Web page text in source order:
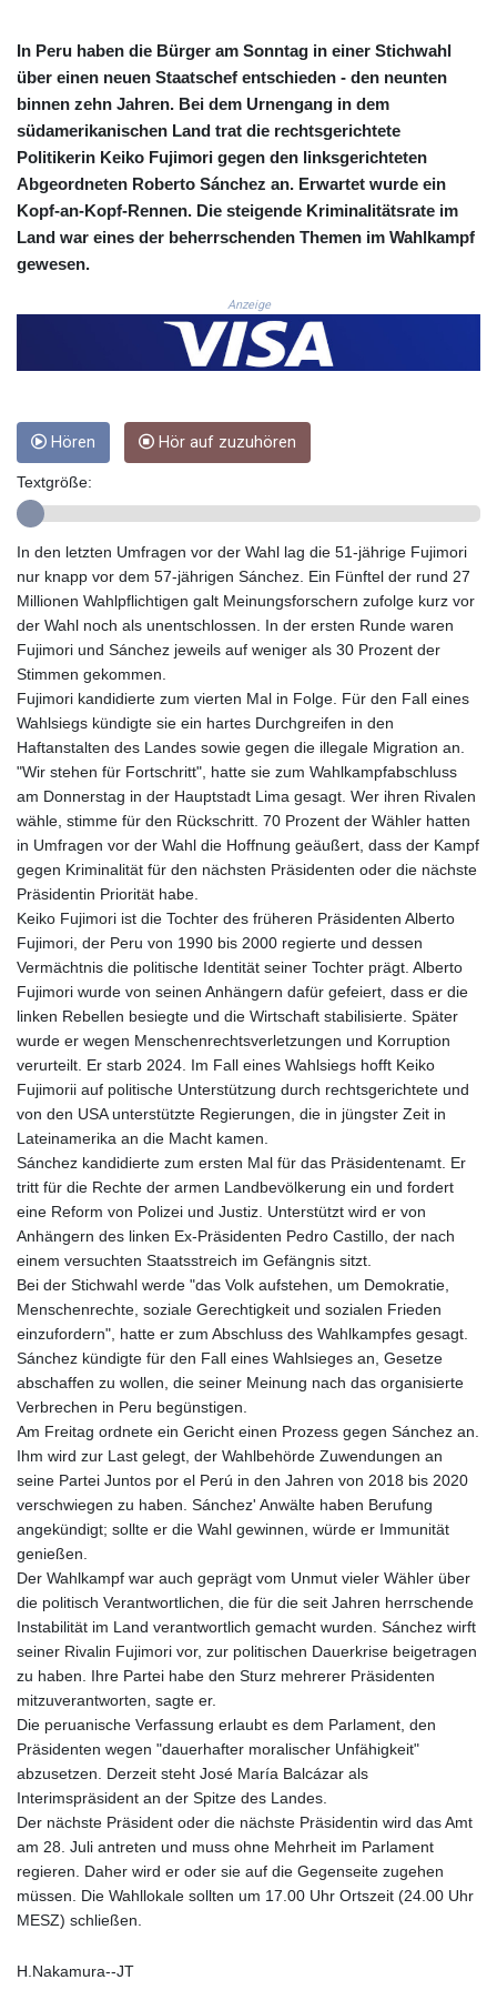
3676.909617
CRC 523.732451
CUP 30.621655
CVE 110.582239
CZK 24.19053
DJF 205.360973
DKK 7.475959
DOP 67.310099
ERN 17.333012
ETB 184.827242
FJD 2.554311
GEL 3.021745
GGP 0.85882
GIP 0.85882
GNF
10148.480495
GTQ 8.809274
GYD 241.590075
HKD 9.063634
HRK 7.535927
HTG 151.004686
HUF 361.716561
IDR
20669.039071
ILS 3.470936
IMP 0.85882
INR 109.868418
1514.327484
IRR
1588628.329042
ISK 141.829705
JEP 0.85882
JMD 183.531544
JOD 0.819316
JPY 182.269373
KES 149.514917
KGS 101.051106
KHR
4682.834137
KMF 493.413562
KRW
1643.262353
KWD 0.357314
KYD 0.962491
KZT 541.96516
LAK
26120.848953
LBP
103478.082403
LKR 387.560012
LRD 209.441022
LSL 18.846883
LTL 3.411992
LYD 7.354989
MAD 10.762356
MDL 20.066482
MGA
4971.689885
MMK
2425.815515
MNT
4157.840286
MOP 9.330564
MRU 46.313079
MUR 54.275184
MVR 17.852777
In Peru haben die Bürger am Sonntag in einer Stichwahl
über einen neuen Staatschef entschieden - den neunten
binnen zehn Jahren. Bei dem Urnengang in dem
südamerikanischen Land trat die rechtsgerichtete
Politikerin Keiko Fujimori gegen den linksgerichteten
Abgeordneten Roberto Sánchez an. Erwartet wurde ein
Kopf-an-Kopf-Rennen. Die steigende Kriminalitätsrate im
Land war eines der beherrschenden Themen im Wahlkampf
gewesen.
Anzeige
Hören Hör auf zuzuhören
Textgröße:
In den letzten Umfragen vor der Wahl lag die 51-jährige Fujimori
nur knapp vor dem 57-jährigen Sánchez. Ein Fünftel der rund 27
Millionen Wahlpflichtigen galt Meinungsforschern zufolge kurz vor
der Wahl noch als unentschlossen. In der ersten Runde waren
Fujimori und Sánchez jeweils auf weniger als 30 Prozent der
Stimmen gekommen.
Fujimori kandidierte zum vierten Mal in Folge. Für den Fall eines
Wahlsiegs kündigte sie ein hartes Durchgreifen in den
Haftanstalten des Landes sowie gegen die illegale Migration an.
"Wir stehen für Fortschritt", hatte sie zum Wahlkampfabschluss
am Donnerstag in der Hauptstadt Lima gesagt. Wer ihren Rivalen
wähle, stimme für den Rückschritt. 70 Prozent der Wähler hatten
in Umfragen vor der Wahl die Hoffnung geäußert, dass der Kampf
gegen Kriminalität für den nächsten Präsidenten oder die nächste
Präsidentin Priorität habe.
Keiko Fujimori ist die Tochter des früheren Präsidenten Alberto
Fujimori, der Peru von 1990 bis 2000 regierte und dessen
Vermächtnis die politische Identität seiner Tochter prägt. Alberto
Fujimori wurde von seinen Anhängern dafür gefeiert, dass er die
linken Rebellen besiegte und die Wirtschaft stabilisierte. Später
wurde er wegen Menschenrechtsverletzungen und Korruption
verurteilt. Er starb 2024. Im Fall eines Wahlsiegs hofft Keiko
Fujimorii auf politische Unterstützung durch rechtsgerichtete und
von den USA unterstützte Regierungen, die in jüngster Zeit in
Lateinamerika an die Macht kamen.
Sánchez kandidierte zum ersten Mal für das Präsidentenamt. Er
tritt für die Rechte der armen Landbevölkerung ein und fordert
eine Reform von Polizei und Justiz. Unterstützt wird er von
Anhängern des linken Ex-Präsidenten Pedro Castillo, der nach
einem versuchten Staatsstreich im Gefängnis sitzt.
Bei der Stichwahl werde "das Volk aufstehen, um Demokratie,
Menschenrechte, soziale Gerechtigkeit und sozialen Frieden
einzufordern", hatte er zum Abschluss des Wahlkampfes gesagt.
Sánchez kündigte für den Fall eines Wahlsieges an, Gesetze
abschaffen zu wollen, die seiner Meinung nach das organisierte
Verbrechen in Peru begünstigen.
Am Freitag ordnete ein Gericht einen Prozess gegen Sánchez an.
Ihm wird zur Last gelegt, der Wahlbehörde Zuwendungen an
seine Partei Juntos por el Perú in den Jahren von 2018 bis 2020
verschwiegen zu haben. Sánchez' Anwälte haben Berufung
angekündigt; sollte er die Wahl gewinnen, würde er Immunität
genießen.
Der Wahlkampf war auch geprägt vom Unmut vieler Wähler über
die politisch Verantwortlichen, die für die seit Jahren herrschende
Instabilität im Land verantwortlich gemacht wurden. Sánchez wirft
seiner Rivalin Fujimori vor, zur politischen Dauerkrise beigetragen
zu haben. Ihre Partei habe den Sturz mehrerer Präsidenten
mitzuverantworten, sagte er.
Die peruanische Verfassung erlaubt es dem Parlament, den
Präsidenten wegen "dauerhafter moralischer Unfähigkeit"
abzusetzen. Derzeit steht José María Balcázar als
Interimspräsident an der Spitze des Landes.
Der nächste Präsident oder die nächste Präsidentin wird das Amt
am 28. Juli antreten und muss ohne Mehrheit im Parlament
regieren. Daher wird er oder sie auf die Gegenseite zugehen
müssen. Die Wahllokale sollten um 17.00 Uhr Ortszeit (24.00 Uhr
MESZ) schließen.
H.Nakamura--JT